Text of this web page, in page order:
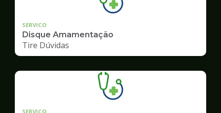
SERVICO
Disque Amamentação
Tire Dúvidas
SERVICO